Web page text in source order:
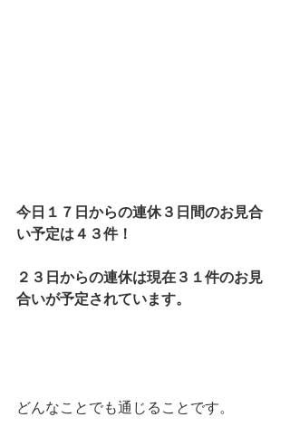
今日１７日からの連休３日間のお見合
い予定は４３件！
２３日からの連休は現在３１件のお見
合いが予定されています。
どんなことでも通じることです。